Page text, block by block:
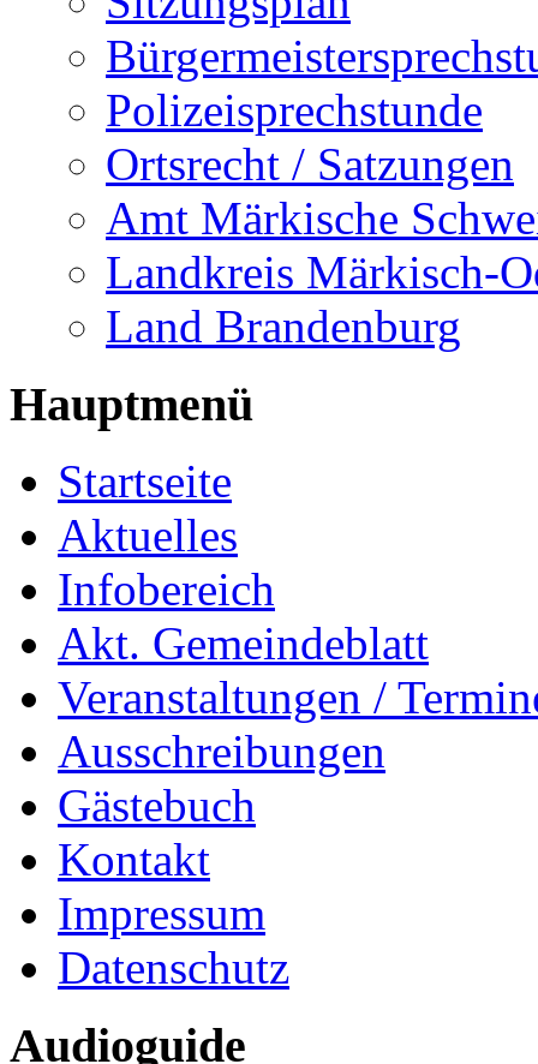
Polizeisprechstunde
Ortsrecht / Satzungen
Amt Märkische
Landkreis Märkisch-
Land Brandenburg
Hauptmenü
Startseite
Aktuelles
Infobereich
Akt. Gemeindeblatt
Veranstaltungen /
Ausschreibungen
Gästebuch
Kontakt
Impressum
Datenschutz
Audioguide